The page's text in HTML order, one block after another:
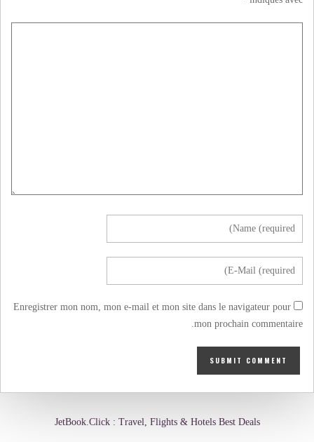
Enregistrer mon nom, mon e-mail et mon site dans le navigateur pour
mon prochain commentaire.
JetBook.Click : Travel, Flights & Hotels Best Deals